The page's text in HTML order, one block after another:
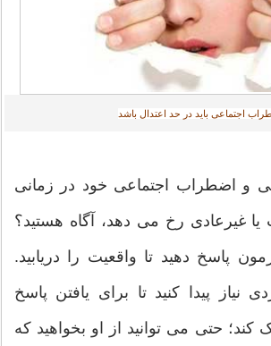
اجتماعی باید در حد اعتدال باشد
و اضطراب اجتماعی خود در زمانی
غیرعادی رخ می دهد، آگاه هستید؟
پاسخ دهید تا واقعیت را دریابید.
نیاز پیدا کنید تا برای یافتن پاسخ
حتی می توانید از او بخواهید که